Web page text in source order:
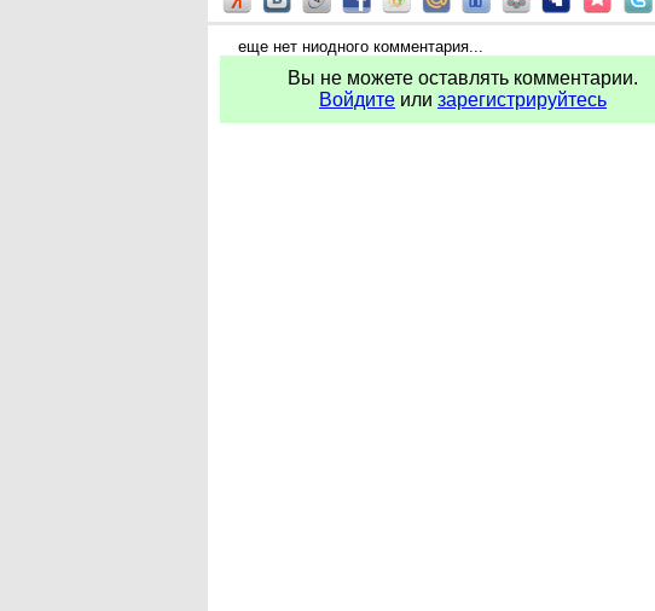
еще нет ниодного комментария...
Вы не можете оставлять комментарии.
Войдите или зарегистрируйтесь